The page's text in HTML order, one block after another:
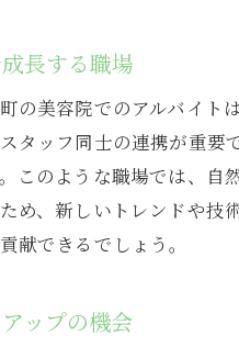
北
大阪市
入
長する職場
の美容院でのアルバイ
タッフ同士の連携が重
このような職場では、
め、新しいトレンドや
献できるでしょう。
ップの機会